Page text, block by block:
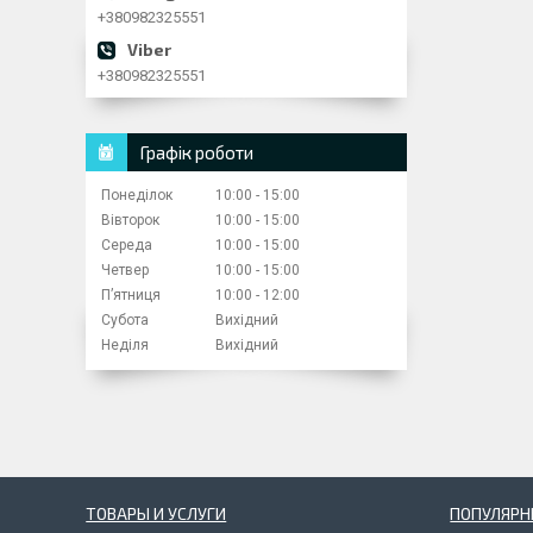
+380982325551
+380982325551
Графік роботи
Понеділок 10:00
15:00
Вівторок
10:00
15:00
Середа
10:00
15:00
Четвер
10:00
15:00
Пʼятниця
10:00
12:00
Субота
Вихідний
Неділя
Вихідний
ТОВАРЫ И УСЛУГИ